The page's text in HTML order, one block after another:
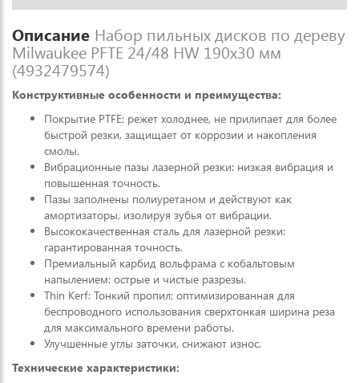
Описание Набор пильных дисков по дереву
Milwaukee PFTE 24/48 HW 190x30 мм
(4932479574)
Конструктивные особенности и преимущества:
Покрытие PTFE: режет холоднее, не прилипает для более
быстрой резки, защищает от коррозии и накопления
смолы.
Вибрационные пазы лазерной резки: низкая вибрация и
повышенная точность.
Пазы заполнены полиуретаном и действуют как
амортизаторы, изолируя зубья от вибрации.
Высококачественная сталь для лазерной резки:
гарантированная точность.
Премиальный карбид вольфрама с кобальтовым
напылением: острые и чистые разрезы.
Thin Kerf: Тонкий пропил: оптимизированная для
беспроводного использования сверхтонкая ширина реза
для максимального времени работы.
Улучшенные углы заточки, снижают износ.
Технические характеристики: